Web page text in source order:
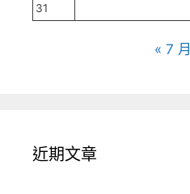
31
« 7 月
近期文章